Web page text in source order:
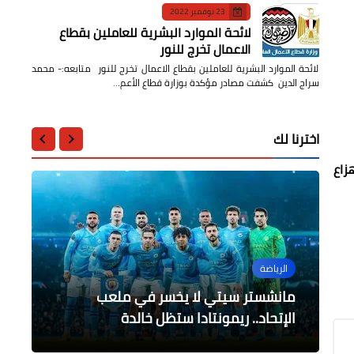
23 نوفمبر 2022
لائحة الموارد البشرية للعاملين بقطاع
الاعمال تخرج للنور
لائحة الموارد البشرية للعاملين بقطاع الاعمال تخرج للنور متابعه:- محمد
سراج الدين كشفت مصادر مؤكدة بوزارة قطاع الأعم…
اخترنا لك
الرياضة
مانشستر سيتي لا يخسر في ملعب
الإتحاد.. ريمونتادا ستظل خالدة
الرياضة
برشلونة رسمياً في دور ال 16 بعد الفوز
على بورتو
الرياضة
نيو كاسل يحرم من فوز تاريخي بفعل
فاعل (الڤار )
الرياضة
ردود أفعال قاسية بعد فشل الأهلي في
الفوز على سموحة
الرياضة
استعدادات منتخب مصر للسيدات لمباراة
السنغال في التصفيات المؤهلة لكأس
الأمم الأفريقية